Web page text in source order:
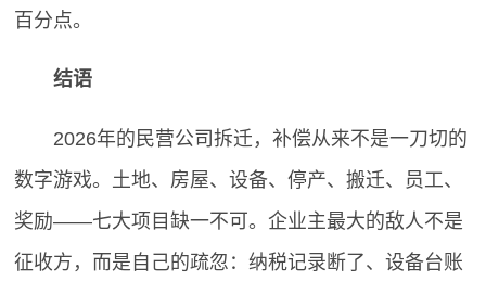
百分点。
结语
2026年的民营公司拆迁，补偿从来不是一刀切的
数字游戏。土地、房屋、设备、停产、搬迁、员工、
奖励——七大项目缺一不可。企业主最大的敌人不是
征收方，而是自己的疏忽：纳税记录断了、设备台账